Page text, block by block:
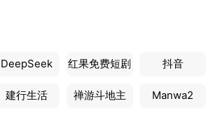
DeepSeek 红果免费短剧 抖音
建行生活 禅游斗地主 Manwa2